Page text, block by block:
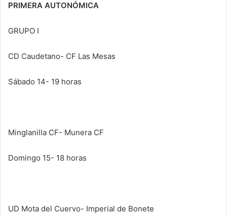
PRIMERA AUTONÓMICA
GRUPO I
CD Caudetano- CF Las Mesas
Sábado 14- 19 horas
Minglanilla CF- Munera CF
Domingo 15- 18 horas
UD Mota del Cuervo- Imperial de Bonete